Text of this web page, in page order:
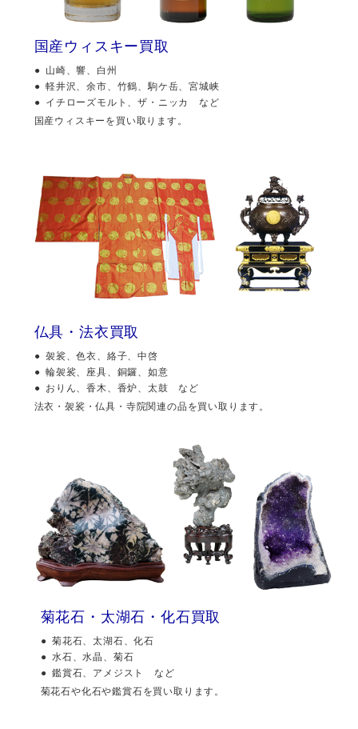
国産ウィスキー買取
山崎、響、白州
軽井沢、余市、竹鶴、駒ケ岳、宮城峡
イチローズモルト、ザ・ニッカ など
国産ウィスキーを買い取ります。
仏具・法衣買取
袈裟、色衣、絡子、中啓
輪袈裟、座具、銅鑼、如意
おりん、香木、香炉、太鼓 など
法衣・袈裟・仏具・寺院関連の品を買い取ります。
菊花石・太湖石・化石買取
菊花石、太湖石、化石
水石、水晶、菊石
鑑賞石、アメジスト など
菊花石や化石や鑑賞石を買い取ります。